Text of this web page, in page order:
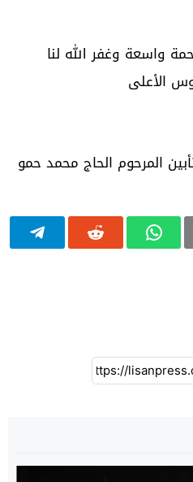
واسعة وغفر الله لنا
الأعلى